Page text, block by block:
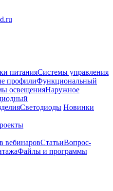
питанияСистемы управления
профилиФункциональный
освещенияНаружное
Светодиоды Новинки
вебинаровСтатьиВопрос-
Файлы и программы